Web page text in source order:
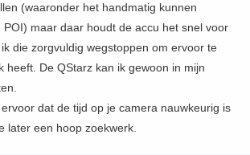
(waaronder het handmatig kunnen
maar daar houdt de accu het snel voor
die zorgvuldig wegstoppen om ervoor te
heeft. De QStarz kan ik gewoon in mijn
dat de tijd op je camera nauwkeurig is
later een hoop zoekwerk.